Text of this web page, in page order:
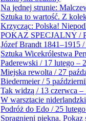
Na jednej strunie:
Sztuka to wartość. Z
Krzycząc: Polska!
POKAZ SPECJALNY /
Józef Brandt 1841–1915
Sztuka Wicekrólestwa
Paderewski / 17 lutego –
Miejska rewolta / 27
Biedermeier / 5
Tak widzą / 13 czerwca –
W warsztacie
Podróż do Edo / 25
Spragnieni piękna.